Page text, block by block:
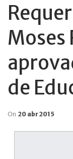
Moses
de
On 20 abr 2015